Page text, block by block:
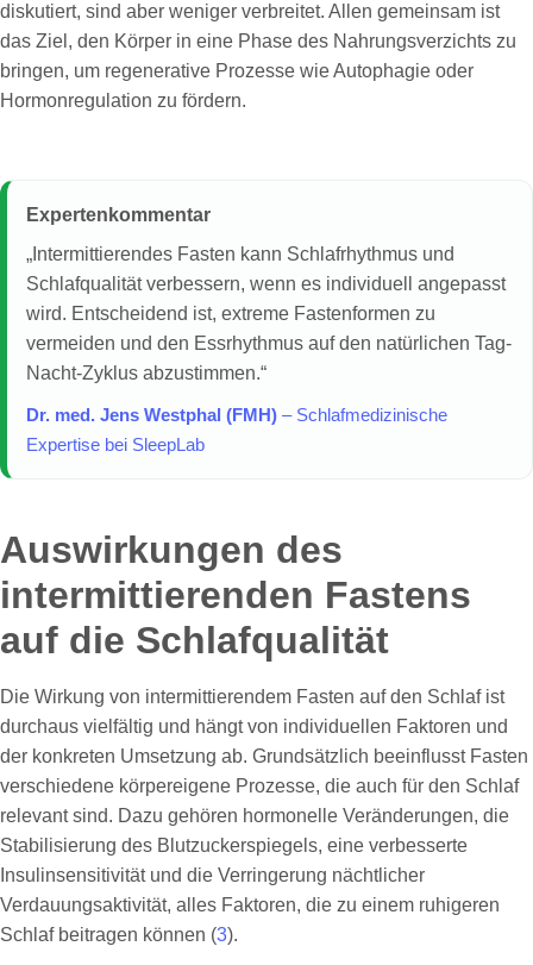
diskutiert, sind aber weniger verbreitet. Allen gemeinsam ist
das Ziel, den Körper in eine Phase des Nahrungsverzichts zu
bringen, um regenerative Prozesse wie Autophagie oder
Hormonregulation zu fördern.
Expertenkommentar
„Intermittierendes Fasten kann Schlafrhythmus und
Schlafqualität verbessern, wenn es individuell angepasst
wird. Entscheidend ist, extreme Fastenformen zu
vermeiden und den Essrhythmus auf den natürlichen Tag-
Nacht-Zyklus abzustimmen.“
Dr. med. Jens Westphal (FMH) – Schlafmedizinische
Expertise bei SleepLab
Auswirkungen des
intermittierenden Fastens
auf die Schlafqualität
Die Wirkung von intermittierendem Fasten auf den Schlaf ist
durchaus vielfältig und hängt von individuellen Faktoren und
der konkreten Umsetzung ab. Grundsätzlich beeinflusst Fasten
verschiedene körpereigene Prozesse, die auch für den Schlaf
relevant sind. Dazu gehören hormonelle Veränderungen, die
Stabilisierung des Blutzuckerspiegels, eine verbesserte
Insulinsensitivität und die Verringerung nächtlicher
Verdauungsaktivität, alles Faktoren, die zu einem ruhigeren
Schlaf beitragen können (3).